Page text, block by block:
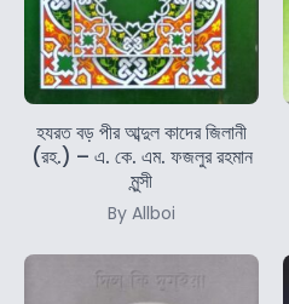
হযরত বড় পীর আব্দুল কাদের জিলানী
(রহ.) – এ. কে. এম. ফজলুর রহমান
মুন্সী
By Allboi